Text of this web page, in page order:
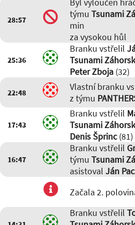
28:57
týmu Tsunami
min
za vysokou hůl
25:36
Branku vstřelil
Tsunami
Peter Zboja(32)
22:48 Vlastní branku
z týmu
17:43
Branku vstřelil
Tsunami
Denis Šprinc(81)
16:47
Branku vstřelil
týmu Tsunami
asistoval Ján
Začala 2.
Branku vstřelil